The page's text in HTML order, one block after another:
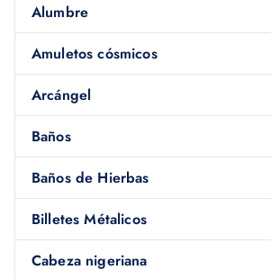
Alumbre
Amuletos cósmicos
Arcángel
Baños
Baños de Hierbas
Billetes Métalicos
Cabeza nigeriana